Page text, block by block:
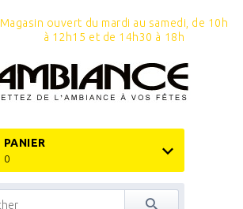
Magasin ouvert du mardi au samedi, de 10h
à 12h15 et de 14h30 à 18h
PANIER
0